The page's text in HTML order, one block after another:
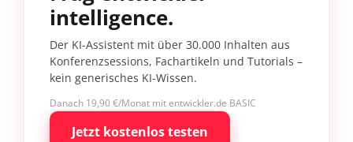
intelligence.
Der KI-Assistent mit über 30.000 Inhalten aus
Konferenzsessions, Fachartikeln und Tutorials –
kein generisches KI-Wissen.
Danach 19,90 €/Monat mit entwickler.de BASIC
Jetzt kostenlos testen